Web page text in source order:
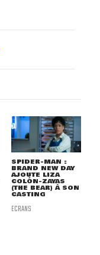
SPIDER-MAN :
BRAND NEW DAY
AJOUTE LIZA
COLÓN-ZAYAS
(THE BEAR) À SON
CASTING
ECRANS